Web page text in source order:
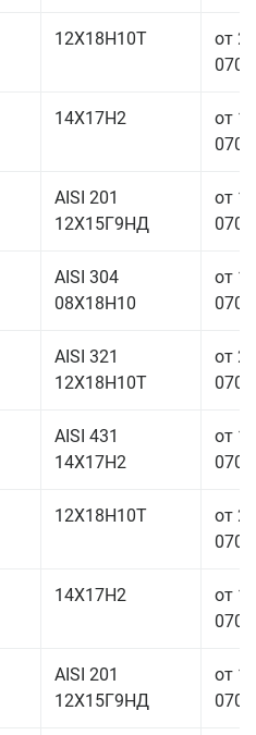
12Х18Н10Т
от
14Х17Н2
от
AISI 201
12Х15Г9НД
от
AISI 304
08Х18Н10
от
AISI 321
12Х18Н10Т
от
AISI 431
14Х17Н2
от
12Х18Н10Т
от
14Х17Н2
от
AISI 201
12Х15Г9НД
от